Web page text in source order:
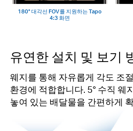
180° 대각선 FOV를 지원하는 Tapo
4:3 화면
유연한 설치 및 보기
웨지를 통해 자유롭게 각도 조
환경에 적합합니다. 5° 수직 웨
놓여 있는 배달물을 간편하게